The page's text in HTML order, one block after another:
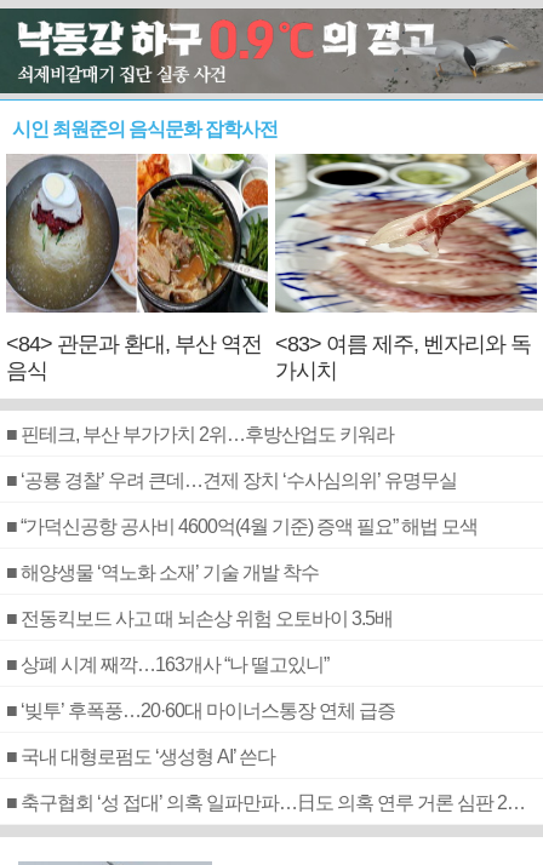
시인 최원준의 음식문화 잡학사전
<84> 관문과 환대, 부산 역전
음식
<83> 여름 제주, 벤자리와 독
가시치
■ 핀테크, 부산 부가가치 2위…후방산업도 키워라
■ ‘공룡 경찰’ 우려 큰데…견제 장치 ‘수사심의위’ 유명무실
■ “가덕신공항 공사비 4600억(4월 기준) 증액 필요” 해법 모색
■ 해양생물 ‘역노화 소재’ 기술 개발 착수
■ 전동킥보드 사고 때 뇌손상 위험 오토바이 3.5배
■ 상폐 시계 째깍…163개사 “나 떨고있니”
■ ‘빚투’ 후폭풍…20·60대 마이너스통장 연체 급증
■ 국내 대형로펌도 ‘생성형 AI’ 쓴다
■ 축구협회 ‘성 접대’ 의혹 일파만파…日도 의혹 연루 거론 심판 2명 조사